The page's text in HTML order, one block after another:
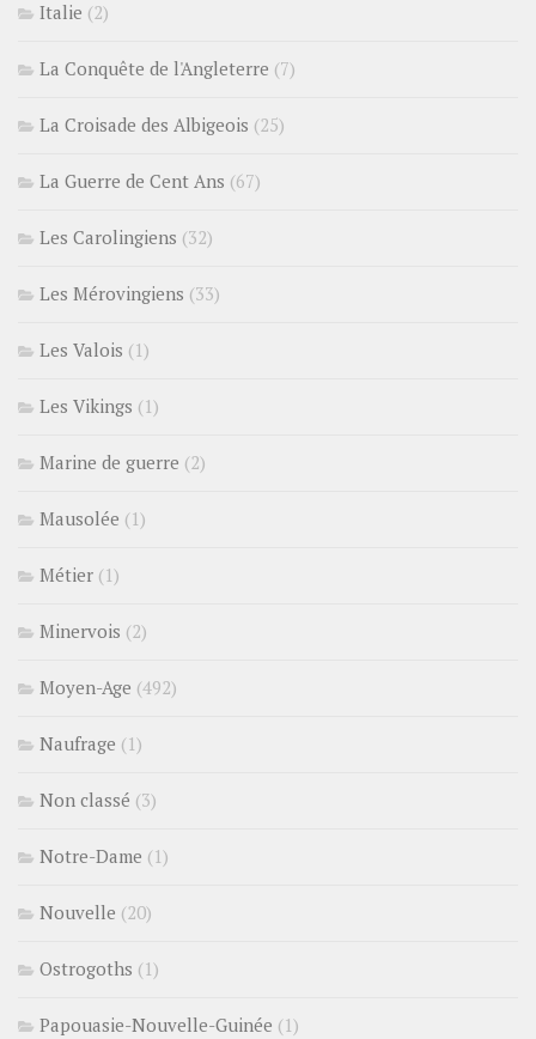
Italie (2)
La Conquête de l'Angleterre (7)
La Croisade des Albigeois (25)
La Guerre de Cent Ans (67)
Les Carolingiens (32)
Les Mérovingiens (33)
Les Valois (1)
Les Vikings (1)
Marine de guerre (2)
Mausolée (1)
Métier (1)
Minervois (2)
Moyen-Age (492)
Naufrage (1)
Non classé (3)
Notre-Dame (1)
Nouvelle (20)
Ostrogoths (1)
Papouasie-Nouvelle-Guinée (1)